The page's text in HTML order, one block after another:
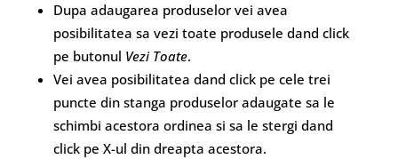
Dupa adaugarea produselor vei avea
posibilitatea sa vezi toate produsele dand click
pe butonul Vezi Toate.
Vei avea posibilitatea dand click pe cele trei
puncte din stanga produselor adaugate sa le
schimbi acestora ordinea si sa le stergi dand
click pe X-ul din dreapta acestora.